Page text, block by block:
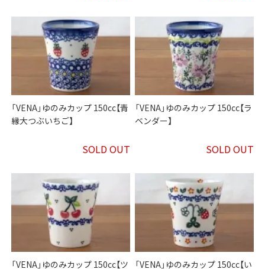
「VENA」ゆのみカップ 150cc【青
縁大つぶいちご】
SOLD OUT
「VENA」ゆのみカップ 150cc【ラ
ベンダー】
SOLD OUT
「VENA」ゆのみカップ 150cc【ツ
「VENA」ゆのみカップ 150cc【い